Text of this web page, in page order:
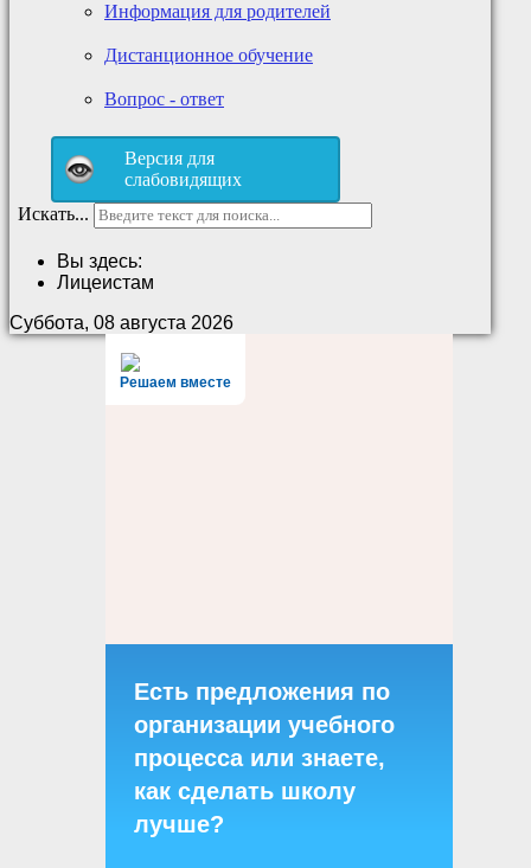
Информация для родителей
Дистанционное обучение
Вопрос - ответ
Версия для
слабовидящих
Искать...
Вы здесь:
Лицеистам
Суббота, 08 августа 2026
Решаем вместе
Есть предложения по
организации учебного
процесса или знаете,
как сделать школу
лучше?